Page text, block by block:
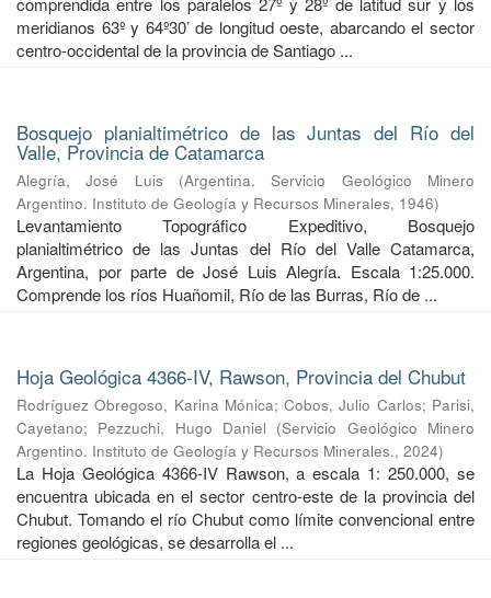
meridianos 63º y 64º30’ de longitud oeste, abarcando el sector
centro-occidental de la provincia de Santiago ...
Bosquejo planialtimétrico de las Juntas del Río del
Valle, Provincia de Catamarca
Alegría, José Luis (Argentina. Servicio Geológico Minero
Argentino. Instituto de Geología y Recursos Minerales, 1946)
Levantamiento Topográfico Expeditivo, Bosquejo
planialtimétrico de las Juntas del Río del Valle Catamarca,
Argentina, por parte de José Luis Alegría. Escala 1:25.000.
Comprende los ríos Huañomil, Río de las Burras, Río de ...
Hoja Geológica 4366-IV, Rawson, Provincia del Chubut
Rodríguez Obregoso, Karina Mónica;Cobos, Julio Carlos; Parisi,
Cayetano; Pezzuchi, Hugo Daniel (Servicio Geológico Minero
Argentino. Instituto de Geología y Recursos Minerales., 2024)
La Hoja Geológica 4366-IV Rawson, a escala 1: 250.000, se
encuentra ubicada en el sector centro-este de la provincia del
Chubut. Tomando el río Chubut como límite convencional entre
regiones geológicas, se desarrolla el ...